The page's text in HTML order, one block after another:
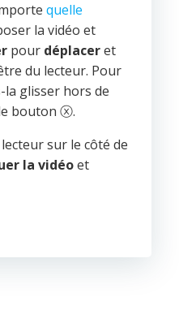
quelle
la vidéo et
pour déplaceret
du lecteur. Pour
glisser hors de
bouton ⓧ.
sur le côté de
la vidéoet